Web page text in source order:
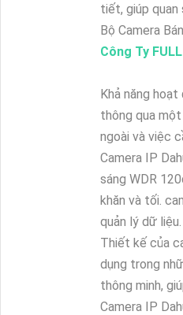
tiết, giúp quan
Bộ Camera
Công Ty
Khả năng
thông qua một
ngoài và việc
Camera IP
sáng WDR
khăn và tối.
quản lý dữ liệu.
Thiết kế của
dụng trong
thông minh,
Camera IP